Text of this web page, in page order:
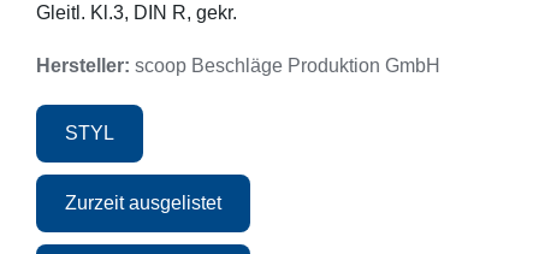
Gleitl. Kl.3, DIN R, gekr.
Hersteller: scoop Beschläge Produktion GmbH
STYL
Zurzeit ausgelistet